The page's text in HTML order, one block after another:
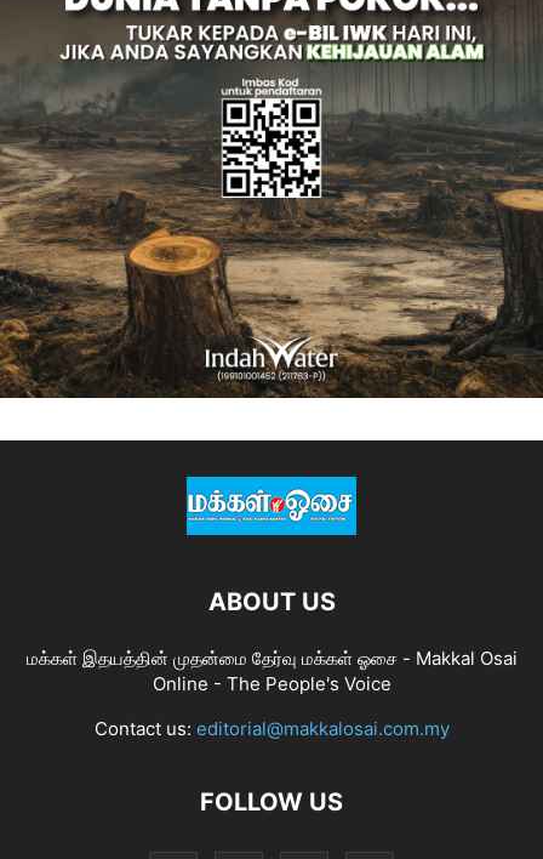
ABOUT US
மக்கள் இதயத்தின் முதன்மை தேர்வு மக்கள் ஓசை - Makkal Osai
Online - The People's Voice
Contact us: editorial@makkalosai.com.my
FOLLOW US